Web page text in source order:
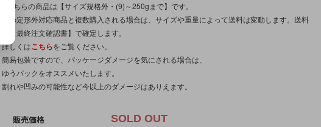
※こちらの商品は【サイズ規格外・(9)～250gまで】です。
他の定形外対応商品と複数購入される場合は、サイズや重量によって送料は変動します。送料
は【最終注文確認書】で確定します。
詳しくはこちらをご覧ください。
簡易包装ですので、パッケージダメージを気にされる場合は、
ゆうパックをオススメいたします。
割れや凹みの可能性など今以上のダメージはありえます。
販売価格 SOLD OUT